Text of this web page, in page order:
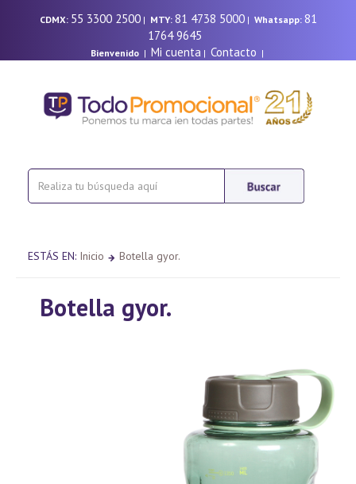
CDMX: 55 3300 2500| MTY: 81 4738 5000| Whatsapp: 81
1764 9645
Bienvenido| Mi cuenta | Contacto |
ESTÁS EN: Inicio Botella gyor.
Botella gyor.